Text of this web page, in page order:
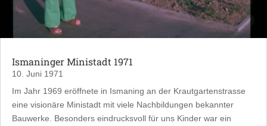
Ismaninger Ministadt 1971
10. Juni 1971
Im Jahr 1969 eröffnete in Ismaning an der Krautgartenstrasse
eine visionäre Ministadt mit viele Nachbildungen bekannter
Bauwerke. Besonders eindrucksvoll für uns Kinder war ein